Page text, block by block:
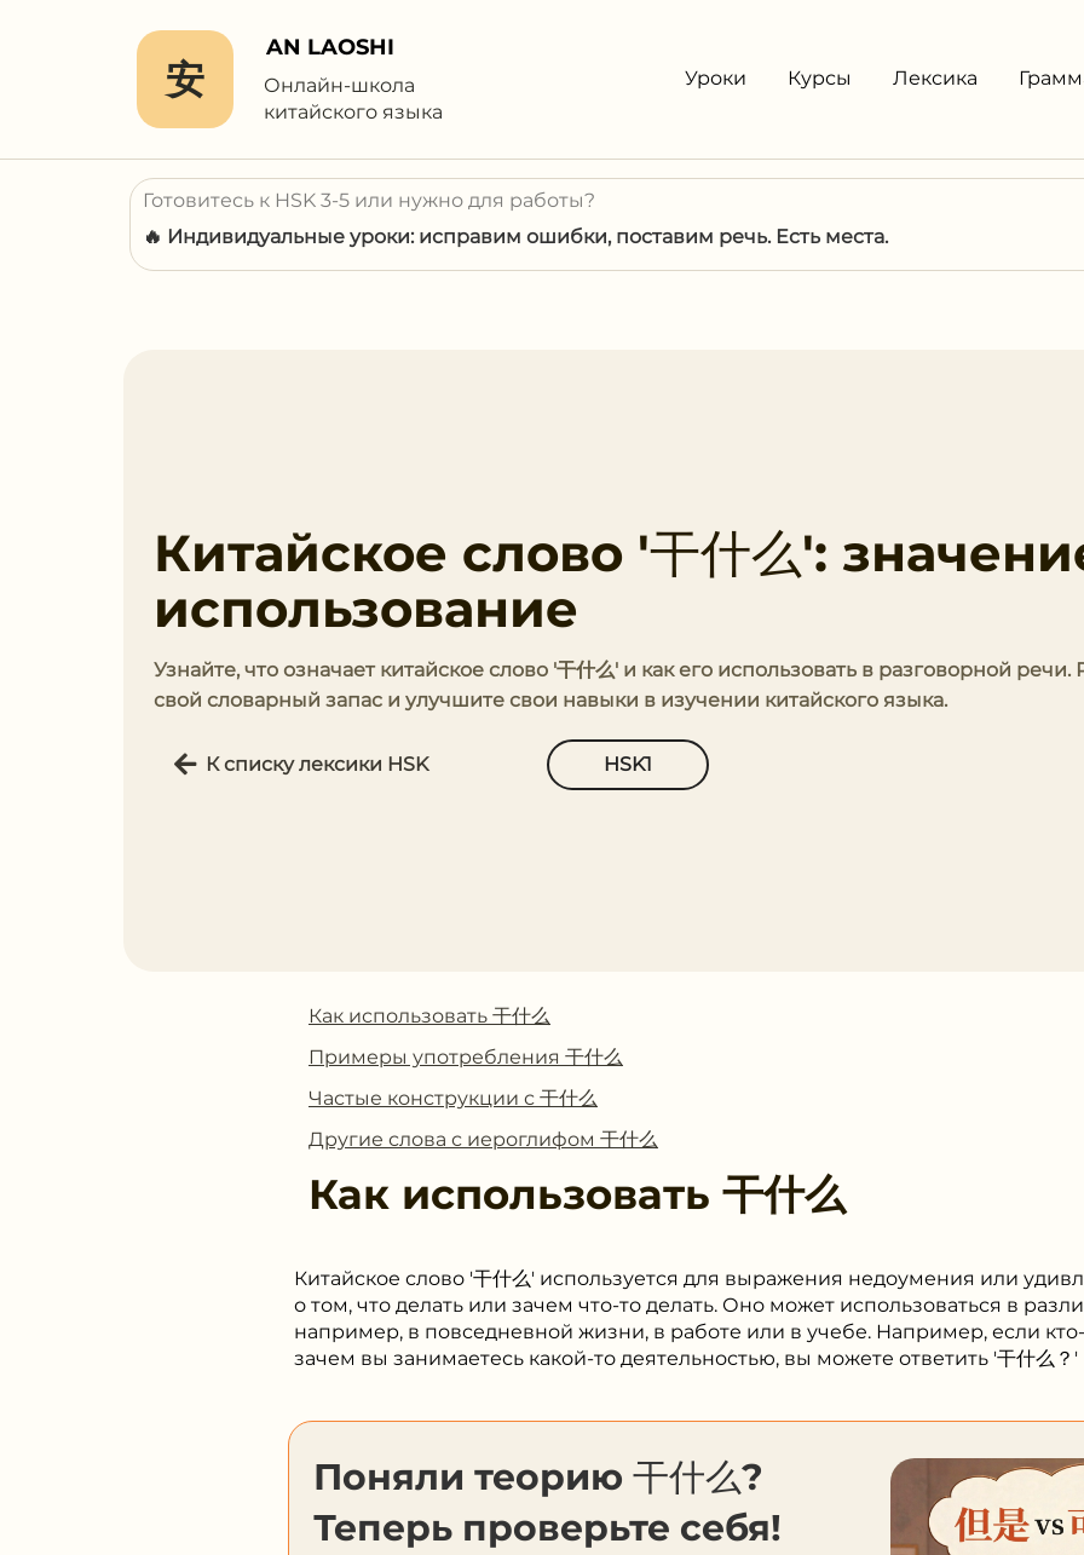
安
AN LAOSHI
Онлайн-школа
китайского языка
Уроки Курсы Лексика
Готовитесь к HSK 3-5 или нужно для работы?
🔥 Индивидуальные уроки: исправим ошибки, поставим речь. Есть места.
Китайское слово '干什么':
использование
Узнайте, что означает китайское слово '干什么' и как его использовать в разговорной речи.
свой словарный запас и улучшите свои навыки в изучении китайского языка.
К списку лексики HSK HSK1
Как использовать 干什么
Примеры употребления 干什么
Частые конструкции с 干什么
Другие слова с иероглифом 干什么
Как использовать 干什么
Китайское слово '干什么' используется для выражения недоумения или
о том, что делать или зачем что-то делать. Оно может использоваться в
например, в повседневной жизни, в работе или в учебе. Например, если
зачем вы занимаетесь какой-то деятельностью, вы можете ответить '干什么？'
Поняли теорию 干什么?
Теперь проверьте себя!